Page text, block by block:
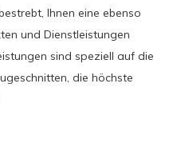
Ihnen eine ebenso
und Dienstleistungen
sind speziell auf die
die höchste